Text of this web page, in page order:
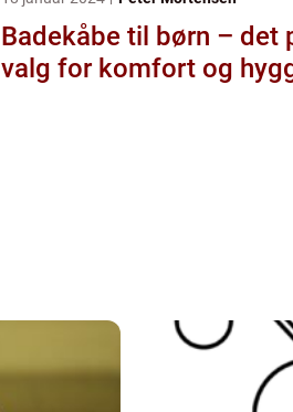
Badekåbe til børn – det
valg for komfort og